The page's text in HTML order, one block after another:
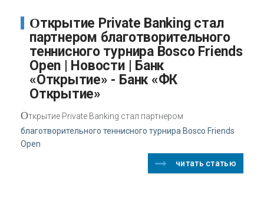
Открытие Private Banking стал
партнером благотворительного
теннисного турнира Bosco Friends
Open | Новости | Банк
«Открытие» - Банк «ФК
Открытие»
Открытие Private Banking стал партнером
благотворительного теннисного турнира Bosco Friends
Open
читать статью